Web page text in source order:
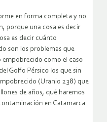
en forma completa y no
porque una cosa es decir
es decir cuánto
son los problemas que
empobrecido como el caso
Golfo Pérsico los que sin
(Uranio 238) que
de años, qué haremos
en Catamarca.